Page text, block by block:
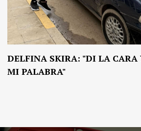
DELFINA SKIRA: "DI LA CARA
MI PALABRA"